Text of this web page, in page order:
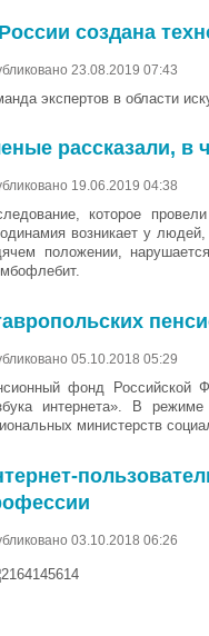
создана
23.08.2019 07:43
экспертов в области
рассказали, в
19.06.2019 04:38
которое
возникает у
положении,
05.10.2018 05:29
фонд Российской
интернета». В
министерств
03.10.2018 06:26